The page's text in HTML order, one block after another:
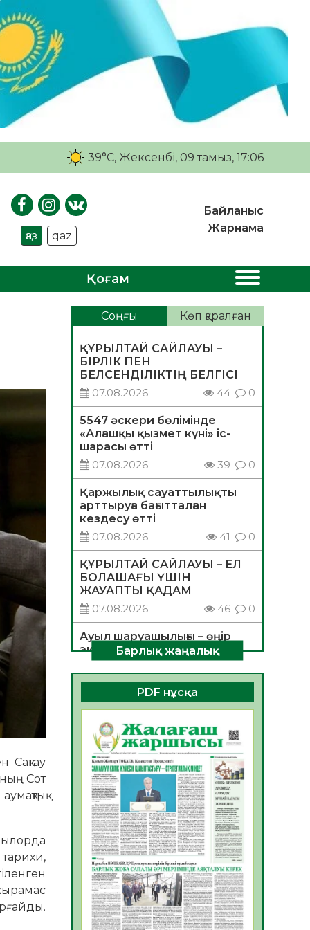
39°C, Жексенбі, 09 тамыз, 17:06
қаз qaz
Байланыс
Жарнама
Қоғам
Сақтау
Сот
Соңғы Көп қаралған
ҚҰРЫЛТАЙ САЙЛАУЫ –
БІРЛІК ПЕН
БЕЛСЕНДІЛІКТІҢ БЕЛГІСІ
07.08.2026
44 0
5547 әскери бөлімінде
«Алғашқы қызмет күні» іс-
шарасы өтті
07.08.2026
39 0
Қаржылық сауаттылықты
арттыруға бағытталған
кездесу өтті
07.08.2026
41 0
ҚҰРЫЛТАЙ САЙЛАУЫ – ЕЛ
БОЛАШАҒЫ ҮШІН
ЖАУАПТЫ ҚАДАМ
07.08.2026
46 0
Ауыл шаруашылығы – өңір
экономикасының негізгі
тірегі
06.08.2026
53 0
ҚОҒАМДЫҚ БЕЛСЕНДІЛІК –
ЕЛ ДАМУЫНЫҢ НЕГІЗІ
06.08.2026
51
ҚҰРЫЛТАЙ САЙЛАУЫ –
БОЛАШАҚҚА БАСТАР
ЖАУАПТЫ ТАҢДАУ
06.08.2026
53
Инфекциялық ауруларға
қарсы иммундау
жұмыстарының тиімділігі
06.08.2026
55
Көкжөтел ауруы туралы
Барлық жаңалық
PDF нұсқа